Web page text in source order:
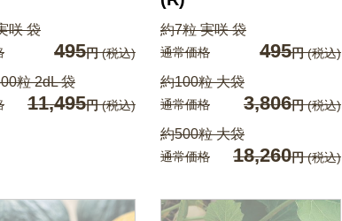
咲 袋
495円(税込)
粒 2dL 袋
11,495円(税込)
約7粒 実咲 袋
通常価格 495円(税込)
約100粒 大袋
通常価格 3,806円(税込)
約500粒 大袋
通常価格 18,260円(税込)